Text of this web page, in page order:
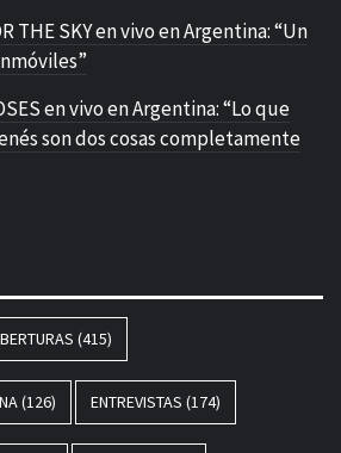
THE SKY en vivo en Argentina: “Un
en vivo en Argentina: “Lo que
son dos cosas completamente
(415)
(126) ENTREVISTAS (174)